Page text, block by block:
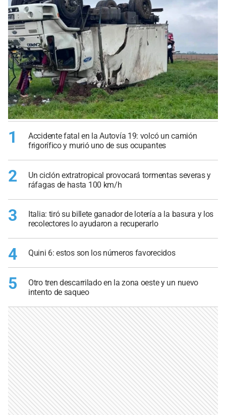
1
Accidente fatal en la Autovía 19: volcó un camión
frigorífico y murió uno de sus ocupantes
2
Un ciclón extratropical provocará tormentas severas y
ráfagas de hasta 100 km/h
3
Italia: tiró su billete ganador de lotería a la basura y los
recolectores lo ayudaron a recuperarlo
4 Quini 6: estos son los números favorecidos
5
Otro tren descarrilado en la zona oeste y un nuevo
intento de saqueo